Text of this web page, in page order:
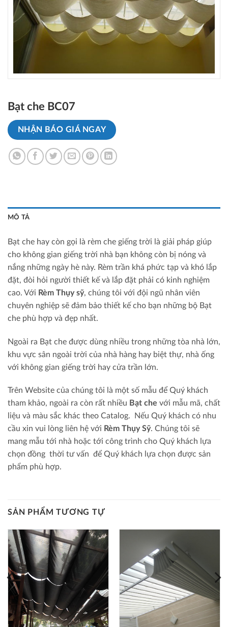
Bạt che BC07
NHẬN BÁO GIÁ NGAY
MÔ TẢ
Bạt che hay còn gọi là rèm che giếng trời là giải pháp giúp
cho không gian giếng trời nhà bạn không còn bị nóng và
nắng những ngày hè này. Rèm trần khá phức tạp và khó lắp
đặt, đòi hỏi người thiết kế và lắp đặt phải có kinh nghiệm
cao. Với Rèm Thụy sỹ, chúng tôi với đội ngũ nhân viên
chuyên nghiệp sẽ đảm bảo thiết kế cho bạn những bộ Bạt
che phù hợp và đẹp nhất.
Ngoài ra Bạt che được dùng nhiều trong những tòa nhà lớn,
khu vực sân ngoài trời của nhà hàng hay biệt thự, nhà ống
với không gian giếng trời hay cửa trần lớn.
Trên Website của chúng tôi là một số mẫu để Quý khách
tham khảo, ngoài ra còn rất nhiều Bạt che với mẫu mã, chất
liệu và màu sắc khác theo Catalog. Nếu Quý khách có nhu
cầu xin vui lòng liên hệ với Rèm Thụy Sỹ. Chúng tôi sẽ
mang mẫu tới nhà hoặc tới công trình cho Quý khách lựa
chọn đồng thời tư vấn để Quý khách lựa chọn được sản
phẩm phù hợp.
SẢN PHẨM TƯƠNG TỰ